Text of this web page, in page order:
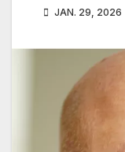
JAN. 29, 2026